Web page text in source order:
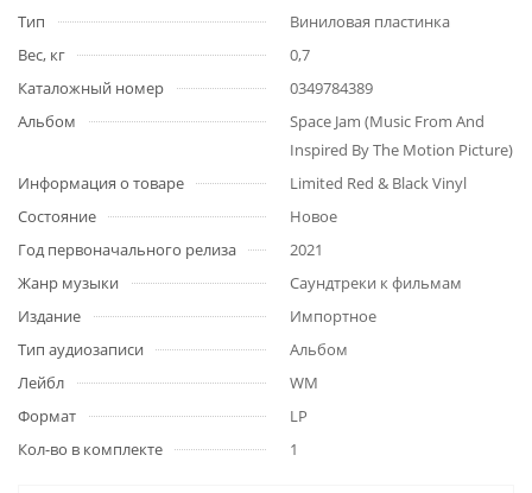
Тип
Виниловая пластинка
Вес, кг
0,7
Каталожный номер
0349784389
Альбом
Space Jam (Music From And
Inspired By The Motion Picture)
Информация о товаре
Limited Red & Black Vinyl
Состояние
Новое
Год первоначального релиза
2021
Жанр музыки
Саундтреки к фильмам
Издание
Импортное
Тип аудиозаписи
Альбом
Лейбл
WM
Формат
LP
Кол-во в комплекте
1